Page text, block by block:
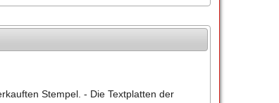
Stempel. - Die Textplatten der